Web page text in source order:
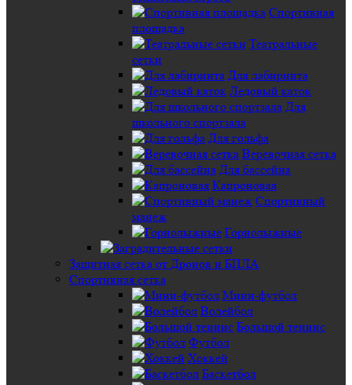
Спортивная
площадка
Театральные
сетки
Для лабиринта
Ледовый каток
Для
школьного спортзала
Для гольфа
Веревочная сетка
Для бассейна
Капроновая
Спортивный
манеж
Горнолыжные
Защитная сетка от Дронов и БПЛА
Спортивная сетка
Мини-футбол
Волейбол
Большой теннис
Футбол
Хоккей
Баскетбол